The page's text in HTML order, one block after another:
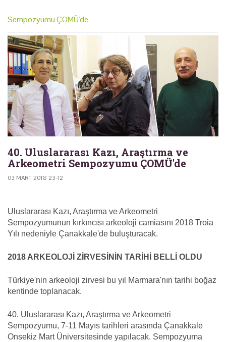
Sempozyumu ÇOMÜ'de
40. Uluslararası Kazı, Araştırma ve
Arkeometri Sempozyumu ÇOMÜ'de
03 MART 2018 23:12
Uluslararası Kazı, Araştırma ve Arkeometri
Sempozyumunun kırkıncısı arkeoloji camiasını 2018 Troia
Yılı nedeniyle Çanakkale'de buluşturacak.
2018 ARKEOLOJİ ZİRVESİNİN TARİHİ BELLİ OLDU
Türkiye'nin arkeoloji zirvesi bu yıl Marmara'nın tarihi boğaz
kentinde toplanacak.
40. Uluslararası Kazı, Araştırma ve Arkeometri
Sempozyumu, 7-11 Mayıs tarihleri arasında Çanakkale
Onsekiz Mart Üniversitesinde yapılacak. Sempozyuma